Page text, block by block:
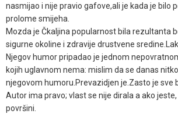
nasmijao i nije pravio gafove,ali je kada je bilo
prolome smijeha.
Mozda je Čkaljina popularnost bila rezultanta
sigurne okoline i zdravije drustvene
Njegov humor pripadao je jednom
kojih uglavnom nema: mislim da se danas
njegovom humoru.Prevazidjen je.Zasto je sve
Autor ima pravo; vlast se nije dirala a ako
površini.